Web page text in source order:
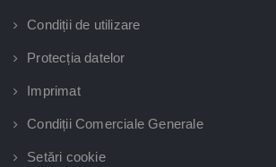
Condiții de utilizare
Protecția datelor
Imprimat
Condiții Comerciale Generale
Setări cookie